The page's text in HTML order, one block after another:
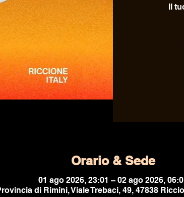
Il
Orario & Sede
01 ago 2026, 23:01 – 02 ago 2026,
di Rimini, Viale Trebaci, 49, 47838